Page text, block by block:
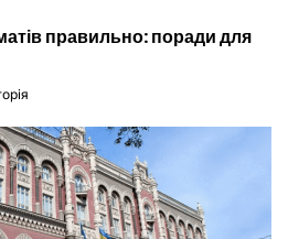
правильно: поради для